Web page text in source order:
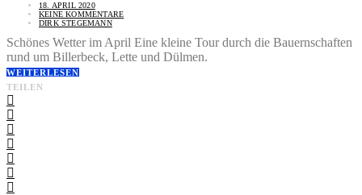
18. APRIL 2020
KEINE KOMMENTARE
DIRK STEGEMANN
Schönes Wetter im April Eine kleine Tour durch die Bauernschaften
rund um Billerbeck, Lette und Dülmen.
WEITERLESEN
TEILEN